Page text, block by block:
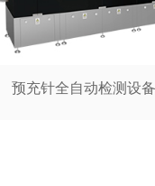
预充针全自动检测设备